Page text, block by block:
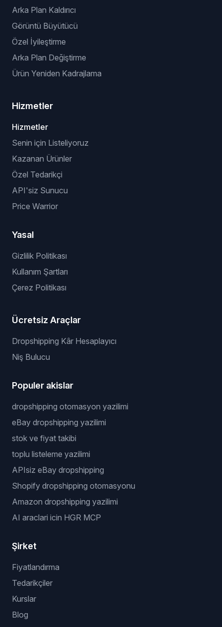
Arka Plan Kaldırıcı
Görüntü Büyütücü
Özel İyileştirme
Arka Plan Değiştirme
Ürün Yeniden Kadrajlama
Hizmetler
Hizmetler
Senin için Listeliyoruz
Kazanan Ürünler
Özel Tedarikçi
API'siz Sunucu
Price Warrior
Yasal
Gizlilik Politikası
Kullanım Şartları
Çerez Politikası
Ücretsiz Araçlar
Dropshipping Kâr Hesaplayıcı
Niş Bulucu
Populer akislar
dropshipping otomasyon yazilimi
eBay dropshipping yazilimi
stok ve fiyat takibi
toplu listeleme yazilimi
APIsiz eBay dropshipping
Shopify dropshipping otomasyonu
Amazon dropshipping yazilimi
AI araclari icin HGR MCP
Şirket
Fiyatlandırma
Tedarikçiler
Kurslar
Blog